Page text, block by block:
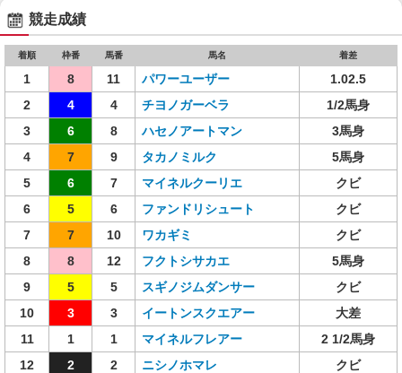
競走成績
着順 枠番 馬番 馬名 着差
1 8 11 パワーユーザー
1.02.5
2
4 4 チヨノガーベラ
1/2馬身
3
6 8 ハセノアートマン
3馬身
4
7 9 タカノミルク
5馬身
5
6 7 マイネルクーリエ
クビ
6
5 6 ファンドリシュート
クビ
7
7 10 ワカギミ
クビ
8
8 12 フクトシサカエ
5馬身
9
5 5 スギノジムダンサー
クビ
10
3 3 イートンスクエアー
大差
11
1 1 マイネルフレアー
2 1/2馬身
12
2 2 ニシノホマレ クビ